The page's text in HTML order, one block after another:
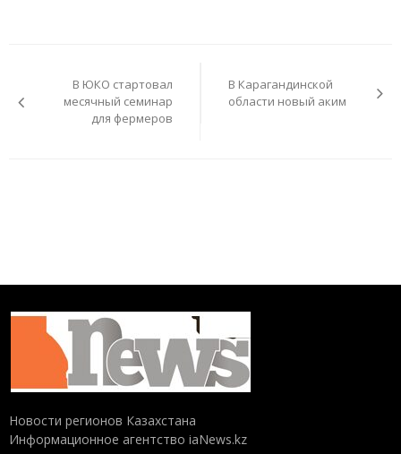
записям
В ЮКО стартовал
месячный семинар
для фермеров
В Карагандинской
области новый аким
Новости регионов Казахстана
Информационное агентство iaNews.kz